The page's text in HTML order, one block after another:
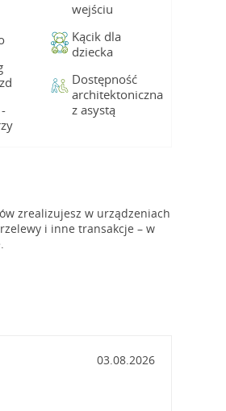
wejściu
Kącik dla
dziecka
Dostępność
architektoniczna
z asystą
zrealizujesz w urządzeniach
i inne transakcje – w
03.08.2026